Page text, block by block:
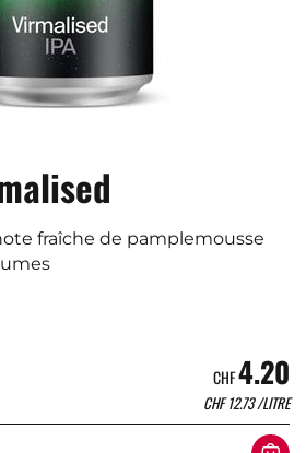
fraîche de pamplemousse
CHF4.20
CHF12.73/LITRE